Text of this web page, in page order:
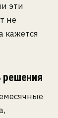
эти
не
кажется
решения